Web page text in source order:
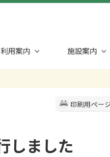
利用案内 施設案内
印刷用ペー
しました